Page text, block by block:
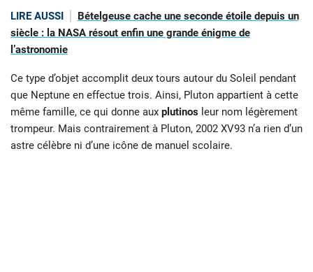
LIRE AUSSI
Bételgeuse cache une seconde étoile depuis un
siècle : la NASA résout enfin une grande énigme de
l’astronomie
Ce type d’objet accomplit deux tours autour du Soleil pendant
que Neptune en effectue trois. Ainsi, Pluton appartient à cette
même famille, ce qui donne aux plutinos leur nom légèrement
trompeur. Mais contrairement à Pluton, 2002 XV93 n’a rien d’un
astre célèbre ni d’une icône de manuel scolaire.